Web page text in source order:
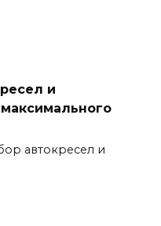
и
автокресел и